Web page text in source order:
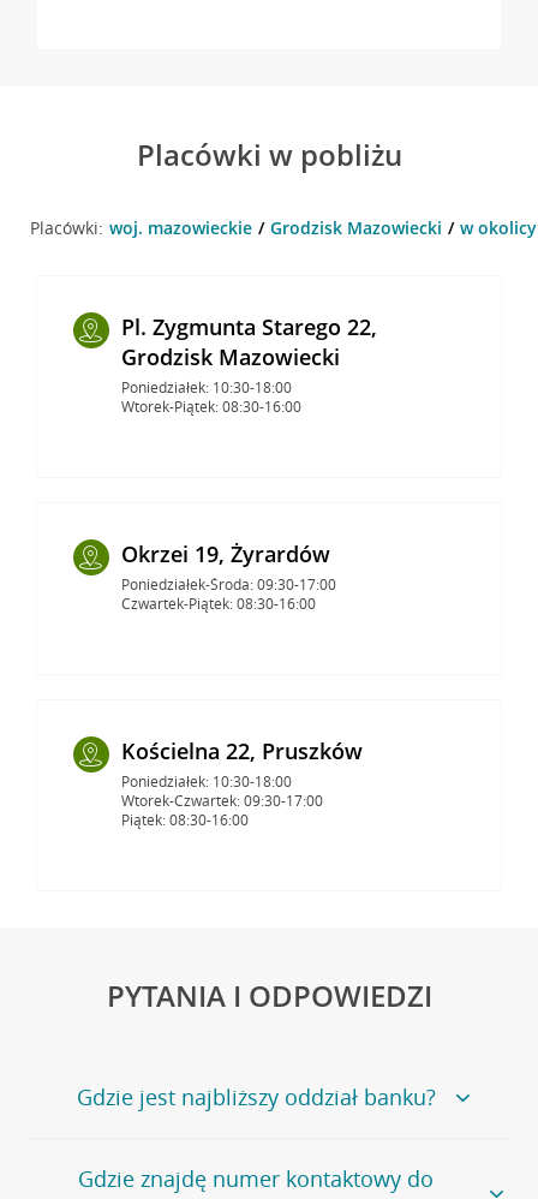
Placówki w pobliżu
Placówki: woj. mazowieckie Grodzisk Mazowiecki w
Pl. Zygmunta Starego 22,
Grodzisk Mazowiecki
Poniedziałek: 10:30-18:00
Wtorek-Piątek: 08:30-16:00
Okrzei 19, Żyrardów
Poniedziałek-Środa: 09:30-17:00
Czwartek-Piątek: 08:30-16:00
Kościelna 22, Pruszków
Poniedziałek: 10:30-18:00
Wtorek-Czwartek: 09:30-17:00
Piątek: 08:30-16:00
PYTANIA I ODPOWIEDZI
Gdzie jest najbliższy oddział banku?
Jeśli szukasz oddziału naszego banku, zapraszamy na
stronęPlacówki i bankomaty, na której znajduje się
Gdzie znajdę numer kontaktowy do